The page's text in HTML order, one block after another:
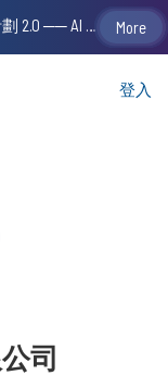
登入
司
【VM 布爾喬亞招募中】新聲代發展計劃 2.0 ── AI PR 人才加速養成計劃（歡迎「應屆畢業生」、「一年以下相關 / 三年以下非相關經驗工作者」申請加入） More